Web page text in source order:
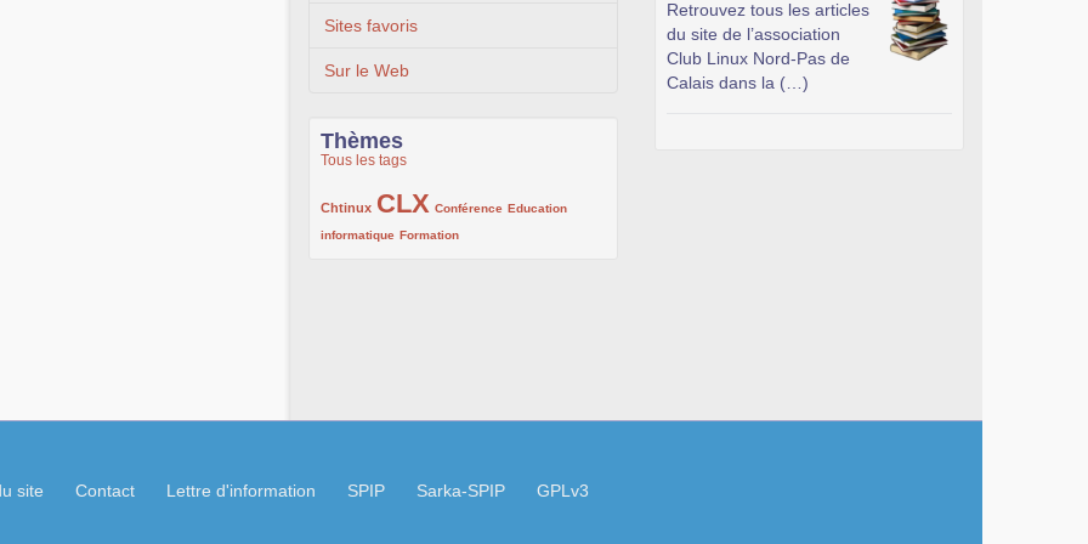
Sites favoris
Sur le Web
Thèmes
Tous les tags
Chtinux
222/1002CLX
1002/1002 Conférence
132/1002
Education
informatique
119/1002 Formation
168/1002
Retrouvez tous les articles
du site de l’association
Club Linux Nord-Pas de
Calais dans la (…)
site Contact Lettre d'information SPIP Sarka-SPIP GPLv3